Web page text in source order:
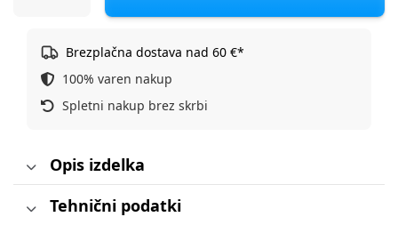
Brezplačna dostava nad 60 €*
100% varen nakup
Spletni nakup brez skrbi
Opis izdelka
Tehnični podatki